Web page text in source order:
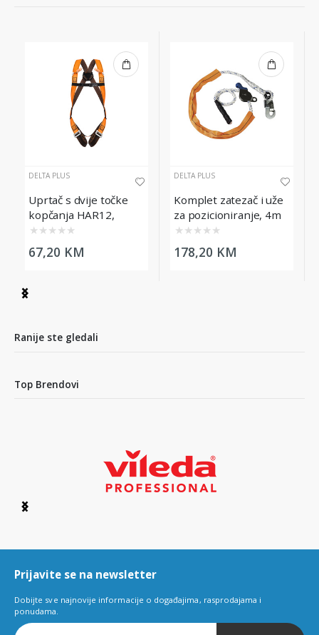
DELTA PLUS
Uprtač s dvije točke
kopčanja HAR12,
veličina L
★ ★ ★ ★ ★
67,20 KM
DELTA PLUS
Komplet zatezač i uže
za pozicioniranje, 4m
★ ★ ★ ★ ★
178,20 KM
Item
3
Ranije ste gledali
Top Brendovi
Item
6
Prijavite se na newsletter
Dobijte sve najnovije informacije o događajima, rasprodajama i
ponudama.